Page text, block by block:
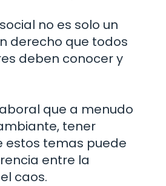
no es solo un
derecho que todos
deben conocer y
que a menudo
tener
estos temas puede
entre la
caos.